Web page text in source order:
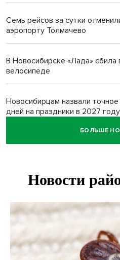
Семь рейсов за сутки
аэропорту Толмачево
В Новосибирске «Лада» сбила
велосипеде
Новосибирцам назвали
дней на праздники в 2027 году
Годовалый ребёнок оказался
Всем миром: жители
Новосибирцам объяснили
БОЛЬШЕ